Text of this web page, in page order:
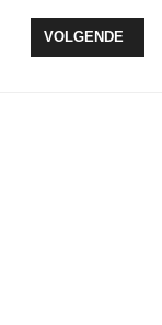
IN TUNNELTJE
VOLGENDE
VOLGENDE